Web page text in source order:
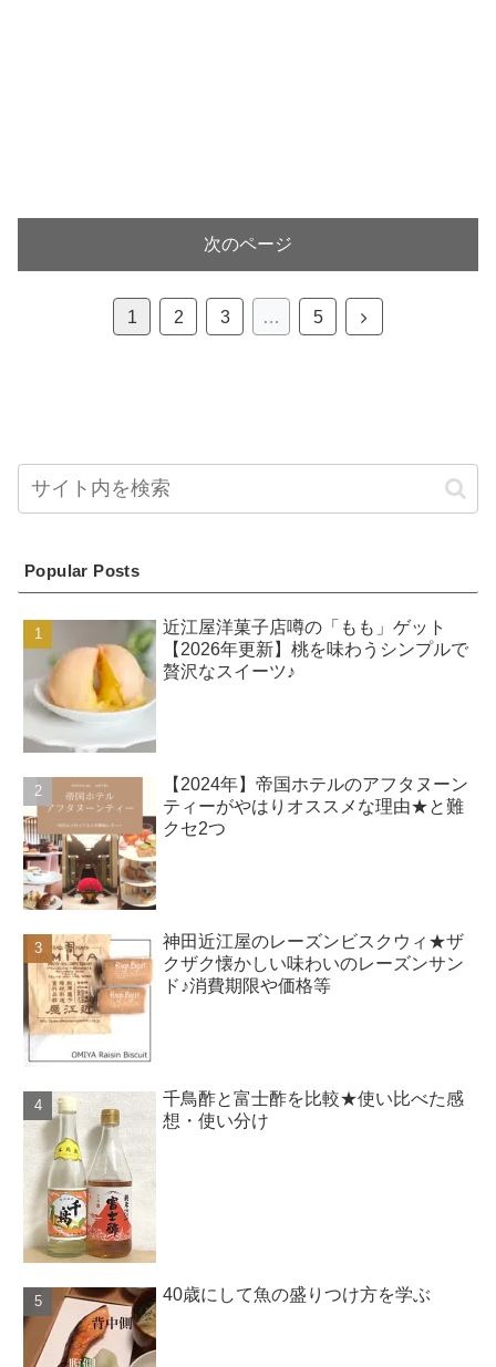
次のページ
1 2 3 … 5
次
Popular Posts
近江屋洋菓子店噂の「もも」ゲット
【2026年更新】桃を味わうシンプルで
贅沢なスイーツ♪
【2024年】帝国ホテルのアフタヌーン
ティーがやはりオススメな理由★と難
クセ2つ
神田近江屋のレーズンビスクウィ★ザ
クザク懐かしい味わいのレーズンサン
ド♪消費期限や価格等
千鳥酢と富士酢を比較★使い比べた感
想・使い分け
40歳にして魚の盛りつけ方を学ぶ